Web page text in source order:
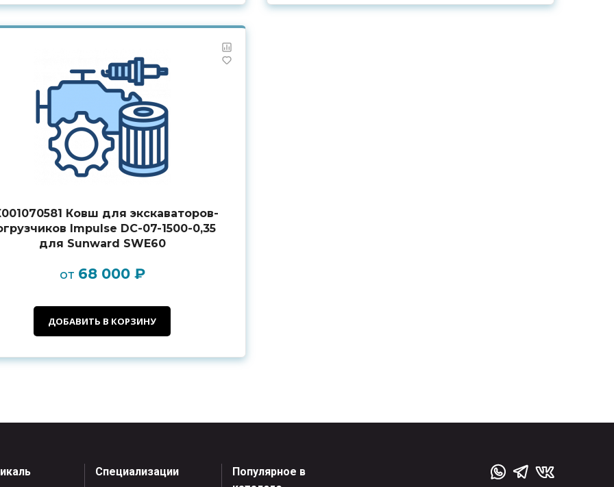
Ковш для экскаваторов-
Impulse DC-07-1500-0,35
для Sunward SWE60
от 68 000 ₽
ДОБАВИТЬ В КОРЗИНУ
Специализации
Популярное в